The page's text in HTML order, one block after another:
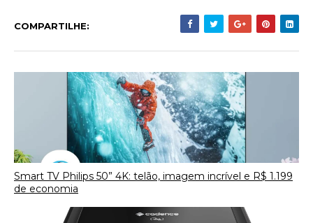
COMPARTILHE:
Smart TV Philips 50” 4K: telão, imagem incrível e R$ 1.199
de economia